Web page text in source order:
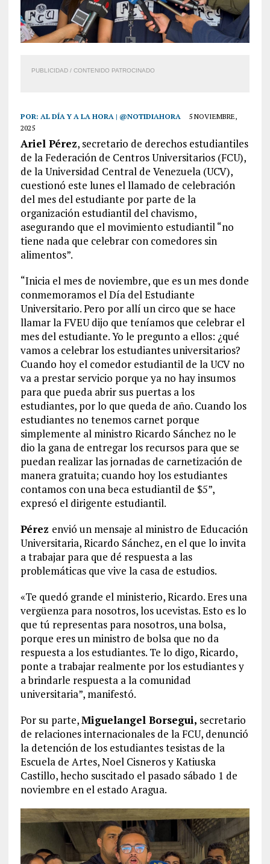
PUBLICIDAD / CONTENIDO PATROCINADO
POR: AL DÍA Y A LA HORA | @NOTIDIAHORA
5 NOVIEMBRE,
2025
Ariel Pérez, secretario de derechos estudiantiles
de la Federación de Centros Universitarios (FCU),
de la Universidad Central de Venezuela (UCV),
cuestionó este lunes el llamado de celebración
del mes del estudiante por parte de la
organización estudiantil del chavismo,
asegurando que el movimiento estudiantil “no
tiene nada que celebrar con comedores sin
alimentos”.
“Inicia el mes de noviembre, que es un mes donde
conmemoramos el Día del Estudiante
Universitario. Pero por allí un circo que se hace
llamar la FVEU dijo que teníamos que celebrar el
mes del estudiante. Yo le pregunto a ellos: ¿qué
vamos a celebrar los estudiantes universitarios?
Cuando hoy el comedor estudiantil de la UCV no
va a prestar servicio porque ya no hay insumos
para que pueda abrir sus puertas a los
estudiantes, por lo que queda de año. Cuando los
estudiantes no tenemos carnet porque
simplemente al ministro Ricardo Sánchez no le
dio la gana de entregar los recursos para que se
puedan realizar las jornadas de carnetización de
manera gratuita; cuando hoy los estudiantes
contamos con una beca estudiantil de $5”,
expresó el dirigente estudiantil.
Pérez envió un mensaje al ministro de Educación
Universitaria, Ricardo Sánchez, en el que lo invita
a trabajar para que dé respuesta a las
problemáticas que vive la casa de estudios.
«Te quedó grande el ministerio, Ricardo. Eres una
vergüenza para nosotros, los ucevistas. Esto es lo
que tú representas para nosotros, una bolsa,
porque eres un ministro de bolsa que no da
respuesta a los estudiantes. Te lo digo, Ricardo,
ponte a trabajar realmente por los estudiantes y
a brindarle respuesta a la comunidad
universitaria”, manifestó.
Por su parte,Miguelangel Borsegui, secretario
de relaciones internacionales de la FCU, denunció
la detención de los estudiantes tesistas de la
Escuela de Artes, Noel Cisneros y Katiuska
Castillo, hecho suscitado el pasado sábado 1 de
noviembre en el estado Aragua.